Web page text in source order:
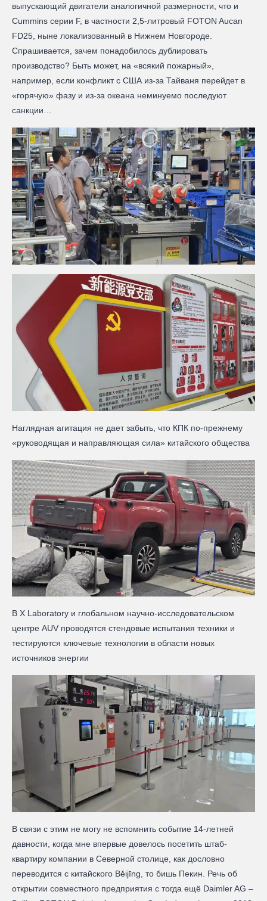
выпускающий двигатели аналогичной размерности, что и
Cummins серии F, в частности 2,5-литровый FOTON Aucan
FD25, ныне локализованный в Нижнем Новгороде.
Спрашивается, зачем понадобилось дублировать
производство? Быть может, на «всякий пожарный»,
например, если конфликт с США из-за Тайваня перейдет в
«горячую» фазу и из-за океана неминуемо последуют
санкции…
Наглядная агитация не дает забыть, что КПК по-прежнему
«руководящая и направляющая сила» китайского общества
В X Laboratory и глобальном научно-исследовательском
центре AUV проводятся стендовые испытания техники и
тестируются ключевые технологии в области новых
источников энергии
В связи с этим не могу не вспомнить событие 14-летней
давности, когда мне впервые довелось посетить штаб-
квартиру компании в Северной столице, как дословно
переводится с китайского Běijīng, то бишь Пекин. Речь об
открытии совместного предприятия с тогда ещё Daimler AG –